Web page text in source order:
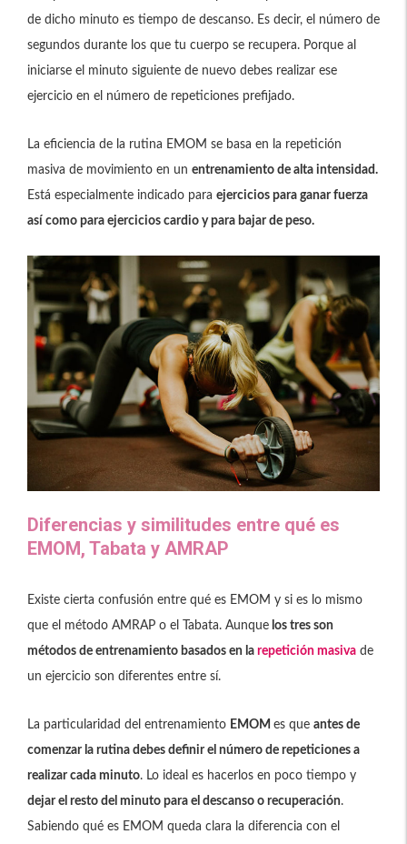
de dicho minuto es tiempo de descanso. Es decir, el número de
segundos durante los que tu cuerpo se recupera. Porque al
iniciarse el minuto siguiente de nuevo debes realizar ese
ejercicio en el número de repeticiones prefijado.
La eficiencia de la rutina EMOM se basa en la repetición
masiva de movimiento en un entrenamiento de alta intensidad.
Está especialmente indicado para ejercicios para ganar fuerza
así como para ejercicios cardio y para bajar de peso.
Diferencias y similitudes entre qué es
EMOM, Tabata y AMRAP
Existe cierta confusión entre qué es EMOM y si es lo mismo
que el método AMRAP o el Tabata. Aunque los tres son
métodos de entrenamiento basados en la repetición masiva de
un ejercicio son diferentes entre sí.
La particularidad del entrenamiento EMOM es que antes de
comenzar la rutina debes definir el número de repeticiones a
realizar cada minuto. Lo ideal es hacerlos en poco tiempo y
dejar el resto del minuto para el descanso o recuperación.
Sabiendo qué es EMOM queda clara la diferencia con el